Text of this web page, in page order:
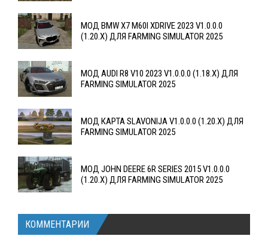
МОД BMW X7 M60I XDRIVE 2023 V1.0.0.0
(1.20.X) ДЛЯ FARMING SIMULATOR 2025
МОД AUDI R8 V10 2023 V1.0.0.0 (1.18.X) ДЛЯ
FARMING SIMULATOR 2025
МОД КАРТА SLAVONIJA V1.0.0.0 (1.20.X) ДЛЯ
FARMING SIMULATOR 2025
МОД JOHN DEERE 6R SERIES 2015 V1.0.0.0
(1.20.X) ДЛЯ FARMING SIMULATOR 2025
КОММЕНТАРИИ